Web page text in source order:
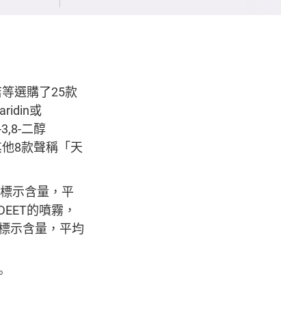
選購了25款
或
二醇
8款聲稱「天
示含量，平
的噴霧，
示含量，平均